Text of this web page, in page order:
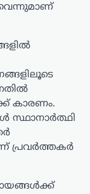
കാരണം.
സ്ഥാനാർത്ഥി
പ്രവർത്തകർ